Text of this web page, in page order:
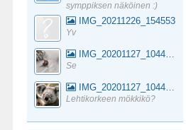
symppiksen näköinen :)
IMG_20211226_154553
Yv
IMG_20201127_104441_1
Se
IMG_20201127_104441_1
Lehtikorkeen mökkikö?